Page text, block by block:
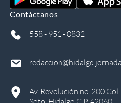
Contáctanos
558 - 951 - 0832
Av. Revolución no. 200
Soto, Hidalgo C.P. 42060